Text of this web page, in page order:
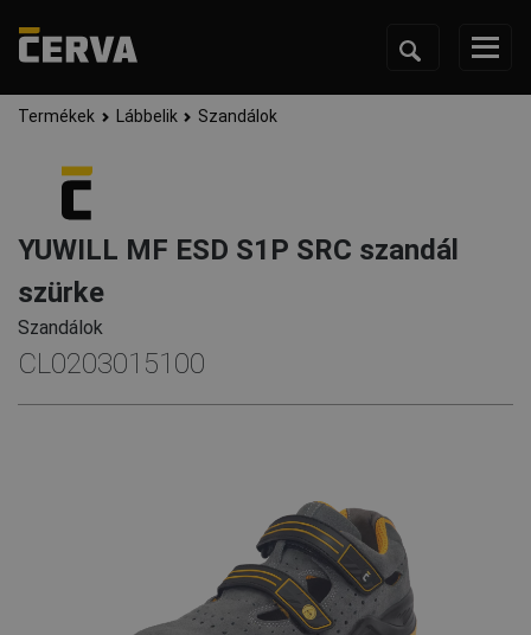
Termékek Lábbelik Szandálok
YUWILL MF ESD S1P SRC szandál
szürke
Szandálok
CL0203015100